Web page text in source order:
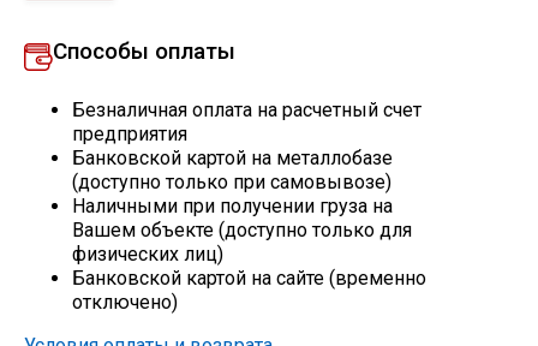
Алюминиевый прокат
Способы оплаты
Безналичная оплата на расчетный счет
предприятия
Банковской картой на металлобазе
(доступно только при самовывозе)
Наличными при получении груза на
Вашем объекте (доступно только для
физических лиц)
Банковской картой на сайте (временно
отключено)